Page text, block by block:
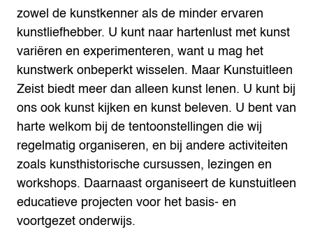
zowel de kunstkenner als de minder ervaren
kunstliefhebber. U kunt naar hartenlust met kunst
variëren en experimenteren, want u mag het
kunstwerk onbeperkt wisselen. Maar Kunstuitleen
Zeist biedt meer dan alleen kunst lenen. U kunt bij
ons ook kunst kijken en kunst beleven. U bent van
harte welkom bij de tentoonstellingen die wij
regelmatig organiseren, en bij andere activiteiten
zoals kunsthistorische cursussen, lezingen en
workshops. Daarnaast organiseert de kunstuitleen
educatieve projecten voor het basis- en
voortgezet onderwijs.